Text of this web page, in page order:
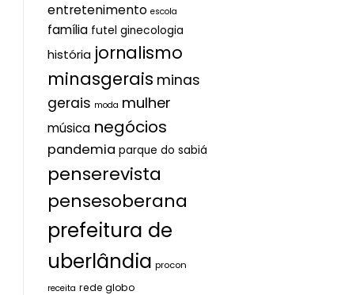
entretenimento escola
família futel ginecologia
história jornalismo
minasgerais minas
gerais moda mulher
música negócios
pandemia parque do sabiá
penserevista
pensesoberana
prefeitura de
uberlândia procon
receita rede globo